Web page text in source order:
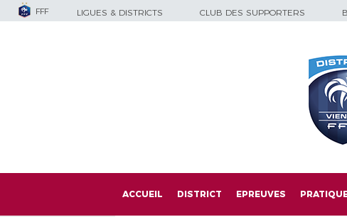
FFF LIGUES & DISTRICTS CLUB DES SUPPORTERS
ACCUEIL DISTRICT EPREUVES